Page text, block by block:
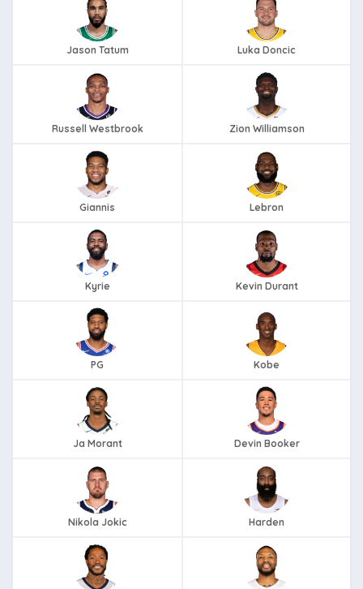
Jason Tatum Luka Doncic
Russell Westbrook Zion Williamson
Giannis Lebron
Kyrie Kevin Durant
PG Kobe
Ja Morant Devin Booker
Nikola Jokic Harden